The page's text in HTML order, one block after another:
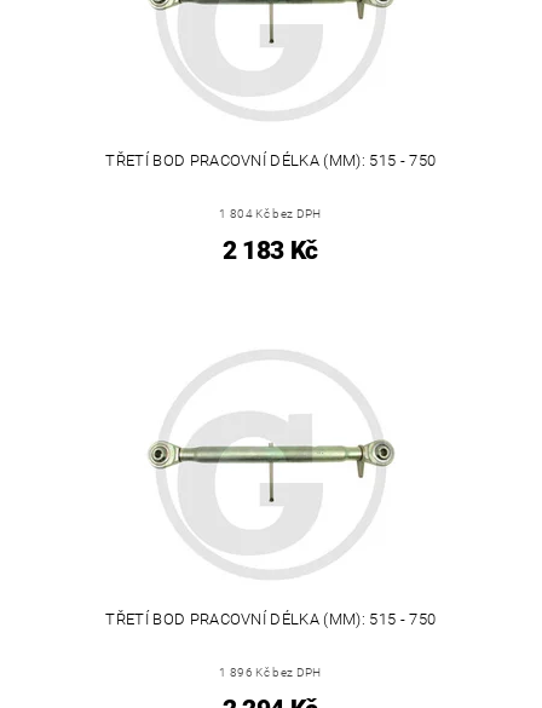
TŘETÍ BOD PRACOVNÍ DÉLKA (MM): 515 - 750
1 804 Kč bez DPH
2 183 Kč
TŘETÍ BOD PRACOVNÍ DÉLKA (MM): 515 - 750
1 896 Kč bez DPH